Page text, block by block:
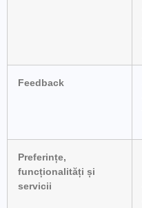
Feedback
Preferințe,
funcționalități și
servicii